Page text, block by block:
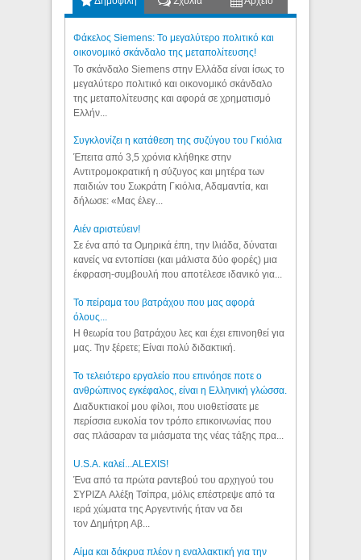
Φάκελος Siemens: Το μεγαλύτερο πολιτικό και
οικονομικό σκάνδαλο της μεταπολίτευσης!
Το σκάνδαλο Siemens στην Ελλάδα είναι ίσως το
μεγαλύτερο πολιτικό και οικονομικό σκάνδαλο
της μεταπολίτευσης και αφορά σε χρηματισμό
Ελλήν...
Συγκλονίζει η κατάθεση της συζύγου του Γκιόλια
Έπειτα από 3,5 χρόνια κλήθηκε στην
Αντιτρομοκρατική η σύζυγος και μητέρα των
παιδιών του Σωκράτη Γκιόλια, Αδαμαντία, και
δήλωσε: «Μας έλεγ...
Aιέν αριστεύειν!
Σε ένα από τα Ομηρικά έπη, την Ιλιάδα, δύναται
κανείς να εντοπίσει (και μάλιστα δύο φορές) μια
έκφραση-συμβουλή που αποτέλεσε ιδανικό για...
Το πείραμα του βατράχου που μας αφορά
όλους...
Η θεωρία του βατράχου λες και έχει επινοηθεί για
μας. Την ξέρετε; Είναι πολύ διδακτική.
Το τελειότερο εργαλείο που επινόησε ποτε ο
ανθρώπινος εγκέφαλος, είναι η Ελληνική γλώσσα.
Διαδυκτιακοί μου φίλοι, που υιοθετίσατε με
περίσσια ευκολία τον τρόπο επικοινωνίας που
σας πλάσαραν τα μιάσματα της νέας τάξης πρα...
U.S.A. καλεί...ALEXIS!
Ένα από τα πρώτα ραντεβού του αρχηγού του
ΣΥΡΙΖΑ Αλέξη Τσίπρα, μόλις επέστρεψε από τα
ιερά χώματα της Αργεντινής ήταν να δει
τον Δημήτρη Αβ...
Αίμα και δάκρυα πλέον η εναλλακτική για την